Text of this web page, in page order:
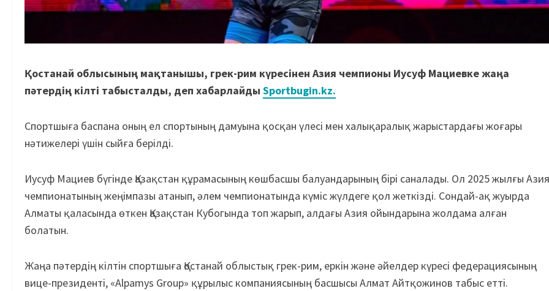
Қостанай облысының мақтанышы, грек-рим күресінен Азия чемпионы Иусуф Мациевке жаңа
пәтердің кілті табысталды, деп хабарлайды Sportbugin.kz.
Спортшыға баспана оның ел спортының дамуына қосқан үлесі мен халықаралық жарыстардағы жоғары
нәтижелері үшін сыйға берілді.
Иусуф Мациев бүгінде Қазақстан құрамасының көшбасшы балуандарының бірі саналады. Ол 2025 жылғы Азия
чемпионатының жеңімпазы атанып, әлем чемпионатында күміс жүлдеге қол жеткізді. Сондай-ақ жуырда
Алматы қаласында өткен Қазақстан Кубогында топ жарып, алдағы Азия ойындарына жолдама алған
болатын.
Жаңа пәтердің кілтін спортшыға Қостанай облыстық грек-рим, еркін және әйелдер күресі федерациясының
вице-президенті, «Alpamys Group» құрылыс компаниясының басшысы Алмат Айтқожинов табыс етті.